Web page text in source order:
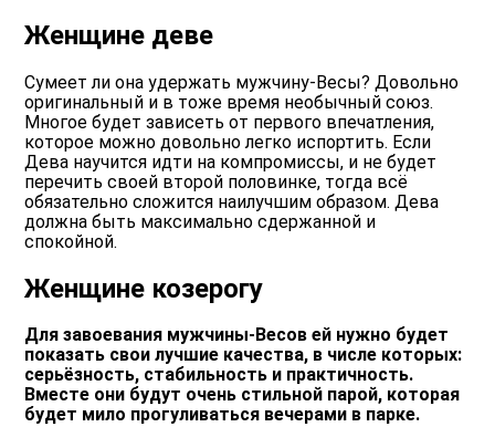
Женщине деве
Сумеет ли она удержать мужчину-Весы? Довольно
оригинальный и в тоже время необычный союз.
Многое будет зависеть от первого впечатления,
которое можно довольно легко испортить. Если
Дева научится идти на компромиссы, и не будет
перечить своей второй половинке, тогда всё
обязательно сложится наилучшим образом. Дева
должна быть максимально сдержанной и
спокойной.
Женщине козерогу
Для завоевания мужчины-Весов ей нужно будет
показать свои лучшие качества, в числе которых:
серьёзность, стабильность и практичность.
Вместе они будут очень стильной парой, которая
будет мило прогуливаться вечерами в парке.